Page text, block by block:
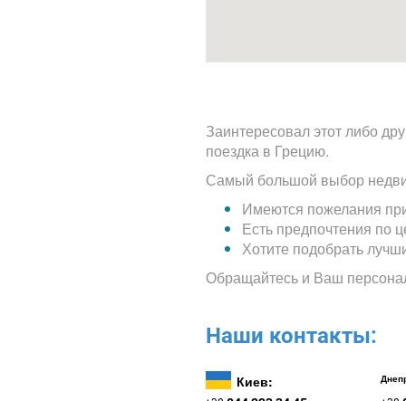
Заинтересовал этот либо
поездка в Грецию.
Самый большой выбор
Имеются пожелания
Есть предпочтения по
Хотите подобрать
Обращайтесь и Ваш
Наши контакты:
Киев: